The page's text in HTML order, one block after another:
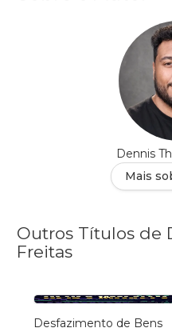
Dennis
Mais
Outros Títulos de
Freitas
Desfazimento de Bens